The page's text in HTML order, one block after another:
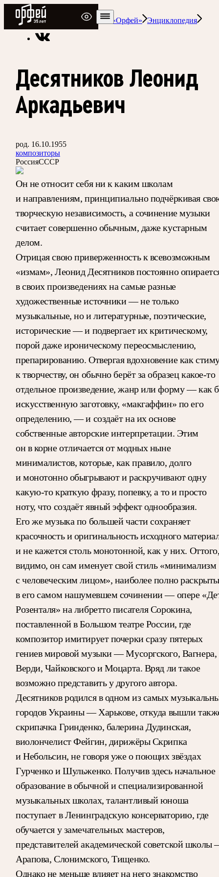
Радио Орфей
Радио классической музыки «Орфей»
Энциклопедия
Десятников Леонид
Аркадьевич
род. 16.10.1955
композиторы
РоссияСССР
Он не относит себя ни к каким школам
и направлениям, принципиально подчёркивая
творческую независимость, а сочинение музыки
считает совершенно обычным, даже кустарным
делом.
Отрицая свою приверженность к всевозможным
«измам», Леонид Десятников постоянно
в своих произведениях на самые разные
художественные источники — не только
музыкальные, но и литературные, поэтические,
исторические — и подвергает их критическому,
порой даже ироническому переосмыслению,
препарированию. Отвергая вдохновение как
к творчеству, он обычно берёт за образец какое-то
отдельное произведение, жанр или форму — как
искусственную заготовку, «макгаффин» по его
определению, — и создаёт на их основе
собственные авторские интерпретации. Этим
он в корне отличается от модных ныне
минималистов, которые, как правило, долго
и монотонно обыгрывают и раскручивают одну
какую-то краткую фразу, попевку, а то и просто
ноту, что создаёт явный эффект однообразия.
Его же музыка по большей части сохраняет
красочность и оригинальность исходного
и не кажется столь монотонной, как у них.
видимо, он сам именует свой стиль «минимализм
с человеческим лицом», наиболее полно
в его самом нашумевшем сочинении — опере
Розенталя» на либретто писателя Сорокина,
поставленной в Большом театре России, где
композитор имитирует почерки сразу пятерых
гениев мировой музыки — Мусоргского, Вагнера,
Верди, Чайковского и Моцарта. Вряд ли такое
возможно представить у другого автора.
Десятников родился в одном из самых
городов Украины — Харькове, откуда вышли
скрипачка Гринденко, балерина Дудинская,
виолончелист Фейгин, дирижёры Скрипка
и Небольсин, не говоря уже о поющих звёздах
Гурченко и Шульженко. Получив здесь начальное
образование в обычной и специализированной
музыкальных школах, талантливый юноша
поступает в Ленинградскую консерваторию, где
обучается у замечательных мастеров,
представителей академической советской школы
Арапова, Слонимского, Тищенко.
Однако не меньше влияет на него знакомство